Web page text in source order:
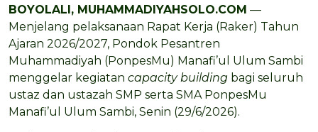
BOYOLALI, MUHAMMADIYAHSOLO.COM —
Menjelang pelaksanaan Rapat Kerja (Raker) Tahun
Ajaran 2026/2027, Pondok Pesantren
Muhammadiyah (PonpesMu) Manafi’ul Ulum Sambi
menggelar kegiatan capacity building bagi seluruh
ustaz dan ustazah SMP serta SMA PonpesMu
Manafi’ul Ulum Sambi, Senin (29/6/2026).